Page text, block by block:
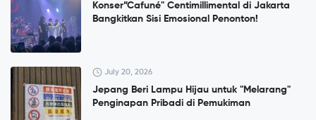
Konser”Cafuné" Centimillimental di Jakarta
Bangkitkan Sisi Emosional Penonton!
July 20, 2026
Jepang Beri Lampu Hijau untuk "Melarang"
Penginapan Pribadi di Pemukiman